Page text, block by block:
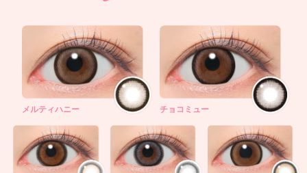
メルティハニー チョコミュー